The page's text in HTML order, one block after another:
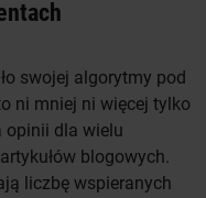
swojej algorytmy pod
ni mniej ni więcej tylko
opinii dla wielu
blogowych.
liczbę wspieranych